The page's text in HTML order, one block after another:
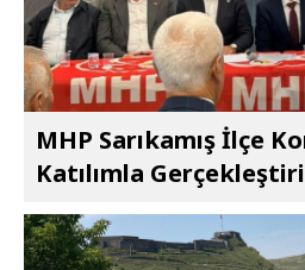
MHP Sarıkamış İlçe
Katılımla